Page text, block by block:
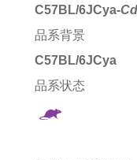
C57BL/6JCya-
品系背景
C57BL/6JCya
品系状态